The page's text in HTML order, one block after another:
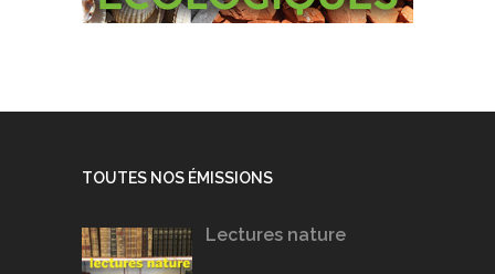
TOUTES NOS ÉMISSIONS
Lectures nature